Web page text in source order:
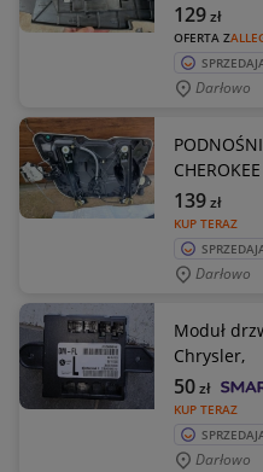
OFERTA Z
129zł
Darłowo
KUP TERAZ
139zł
Darłowo
Moduł
Chrysler,
KUP TERAZ
50zł
Darłowo